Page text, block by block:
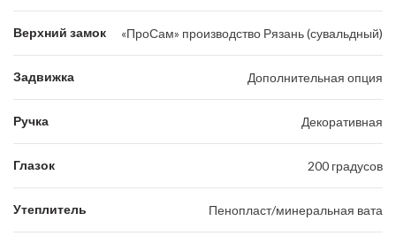
Верхний замок «ПроСам» производство Рязань (сувальдный)
Задвижка Дополнительная опция
Ручка Декоративная
Глазок 200 градусов
Утеплитель Пенопласт/минеральная вата